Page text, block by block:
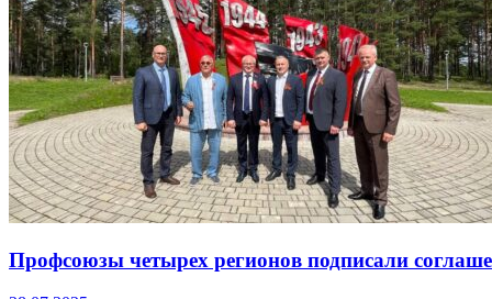
Профсоюзы четырех регионов подписали